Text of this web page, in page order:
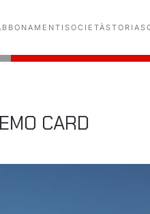
SOCIETÀSTORIA
CARD